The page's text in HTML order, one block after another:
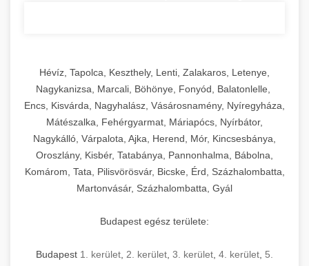
Hévíz, Tapolca, Keszthely, Lenti, Zalakaros, Letenye,
Nagykanizsa, Marcali, Böhönye, Fonyód, Balatonlelle,
Encs, Kisvárda, Nagyhalász, Vásárosnamény, Nyíregyháza,
Mátészalka, Fehérgyarmat, Máriapócs, Nyírbátor,
Nagykálló, Várpalota, Ajka, Herend, Mór, Kincsesbánya,
Oroszlány, Kisbér, Tatabánya, Pannonhalma, Bábolna,
Komárom, Tata, Pilisvörösvár, Bicske, Érd, Százhalombatta,
Martonvásár, Százhalombatta, Gyál
Budapest egész területe:
Budapest 1. kerület 2. kerület 3. kerület 4. kerület 5.